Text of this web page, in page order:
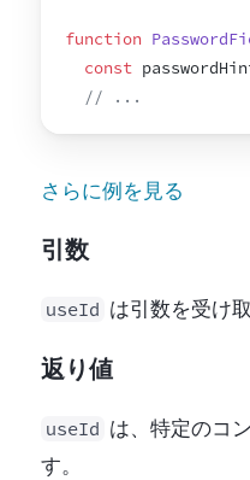
function
const
// ...
さらに例を見る
引数
useId は引数を受け
返り値
useId は、特定のコ
す。